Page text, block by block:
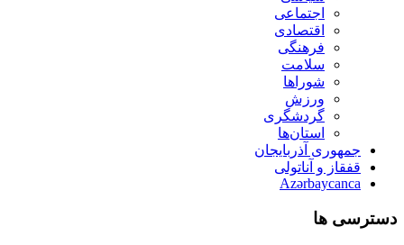
اجتماعی
اقتصادی
فرهنگی
سلامت
شوراها
ورزش
گردشگری
استان‌ها
جمهوری آذربایجان
قفقاز و آناتولی
Azərbaycanca
دسترسی ها